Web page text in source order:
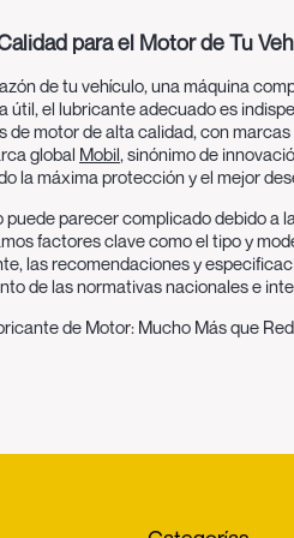
para el Motor de Tu
de tu vehículo, una máquina
útil, el lubricante adecuadoes
de motor de alta calidad, con
global Mobil, sinónimo de
la máxima protección y el mejor
parecer complicado debido a
factores clave como el tipo y
lasrecomendaciones y
de las normativas nacionales e
de Motor: Mucho Más que
múltiples funciones críticas
evitando el contacto directo
parte de ese calor hacia el